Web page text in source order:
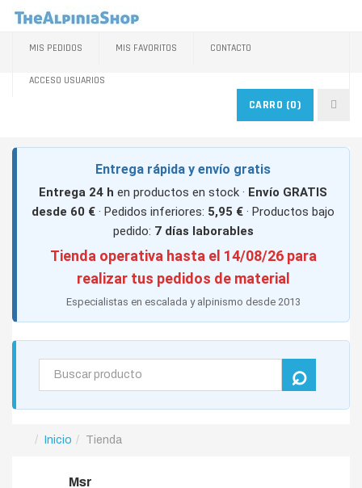
MIS PEDIDOS MIS FAVORITOS CONTACTO
ACCESO USUARIOS
CARRO (0)
Entrega rápida y envío gratis
Entrega 24 h en productos en stock · Envío GRATIS
desde 60 € · Pedidos inferiores: 5,95 € · Productos bajo
pedido: 7 días laborables
Tienda operativa hasta el 14/08/26 para
realizar tus pedidos de material
Especialistas en escalada y alpinismo desde 2013
Inicio Tienda
Msr